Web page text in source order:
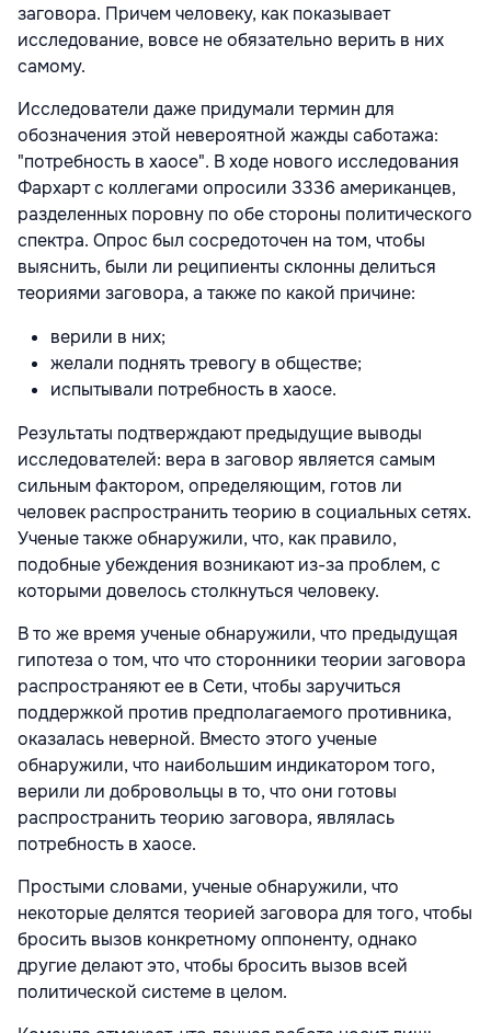
заговора. Причем человеку, как показывает
исследование, вовсе не обязательно верить в них
самому.
Исследователи даже придумали термин для
обозначения этой невероятной жажды саботажа:
"потребность в хаосе". В ходе нового исследования
Фархарт с коллегами опросили 3336 американцев,
разделенных поровну по обе стороны политического
спектра. Опрос был сосредоточен на том, чтобы
выяснить, были ли реципиенты склонны делиться
теориями заговора, а также по какой причине:
верили в них;
желали поднять тревогу в обществе;
испытывали потребность в хаосе.
Результаты подтверждают предыдущие выводы
исследователей: вера в заговор является самым
сильным фактором, определяющим, готов ли
человек распространить теорию в социальных сетях.
Ученые также обнаружили, что, как правило,
подобные убеждения возникают из-за проблем, с
которыми довелось столкнуться человеку.
В то же время ученые обнаружили, что предыдущая
гипотеза о том, что что сторонники теории заговора
распространяют ее в Сети, чтобы заручиться
поддержкой против предполагаемого противника,
оказалась неверной. Вместо этого ученые
обнаружили, что наибольшим индикатором того,
верили ли добровольцы в то, что они готовы
распространить теорию заговора, являлась
потребность в хаосе.
Простыми словами, ученые обнаружили, что
некоторые делятся теорией заговора для того, чтобы
бросить вызов конкретному оппоненту, однако
другие делают это, чтобы бросить вызов всей
политической системе в целом.